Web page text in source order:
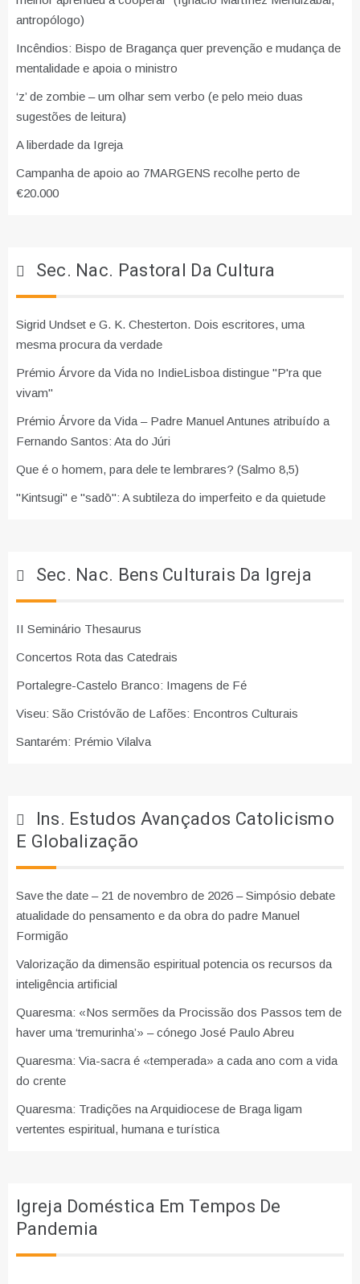
antropólogo)
Incêndios: Bispo de Bragança quer prevenção e mudança de
mentalidade e apoia o ministro
‘z’ de zombie – um olhar sem verbo (e pelo meio duas
sugestões de leitura)
A liberdade da Igreja
Campanha de apoio ao 7MARGENS recolhe perto de
€20.000
Sec. Nac. Pastoral Da Cultura
Sigrid Undset e G. K. Chesterton. Dois escritores, uma
mesma procura da verdade
Prémio Árvore da Vida no IndieLisboa distingue "P'ra que
vivam"
Prémio Árvore da Vida – Padre Manuel Antunes atribuído a
Fernando Santos: Ata do Júri
Que é o homem, para dele te lembrares? (Salmo 8,5)
"Kintsugi" e "sadō": A subtileza do imperfeito e da quietude
Sec. Nac. Bens Culturais Da Igreja
II Seminário Thesaurus
Concertos Rota das Catedrais
Portalegre-Castelo Branco: Imagens de Fé
Viseu: São Cristóvão de Lafões: Encontros Culturais
Santarém: Prémio Vilalva
Ins. Estudos Avançados Catolicismo
E Globalização
Save the date – 21 de novembro de 2026 – Simpósio debate
atualidade do pensamento e da obra do padre Manuel
Formigão
Valorização da dimensão espiritual potencia os recursos da
inteligência artificial
Quaresma: «Nos sermões da Procissão dos Passos tem de
haver uma ‘tremurinha’» – cónego José Paulo Abreu
Quaresma: Via-sacra é «temperada» a cada ano com a vida
do crente
Quaresma: Tradições na Arquidiocese de Braga ligam
vertentes espiritual, humana e turística
Igreja Doméstica Em Tempos De
Pandemia